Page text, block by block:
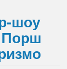
шоу
Порш